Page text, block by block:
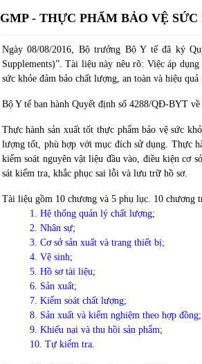
GMP - THỰC PHẨM BẢO VỆ SỨC
Ngày 08/08/2016, Bộ trưởng Bộ Y tế đã ký
Supplements)”. Tài liệu này nêu rõ: Việc áp
sức khỏe đảm bảo chất lượng, an toàn và hiệu
Bộ Y tế ban hành Quyết định số 4288/QĐ-BYT về
Thực hành sản xuất tốt thực phẩm bảo vệ sức
lượng tốt, phù hợp với mục đích sử dụng. Thực
kiểm soát nguyên vật liệu đầu vào, điều kiện cơ
sát kiểm tra, khắc phục sai lỗi và lưu trữ hồ sơ.
Tài liệu gồm 10 chương và 5 phụ lục. 10 chương
1. Hệ thống quản lý chất lượng;
2. Nhân sự;
3. Cơ sở sản xuất và trang thiết bị;
4. Vệ sinh;
5. Hồ sơ tài liệu;
6. Sản xuất;
7. Kiểm soát chất lượng;
8. Sản xuất và kiểm nghiệm theo hợp đồng;
9. Khiếu nại và thu hồi sản phẩm;
10. Tự kiểm tra.